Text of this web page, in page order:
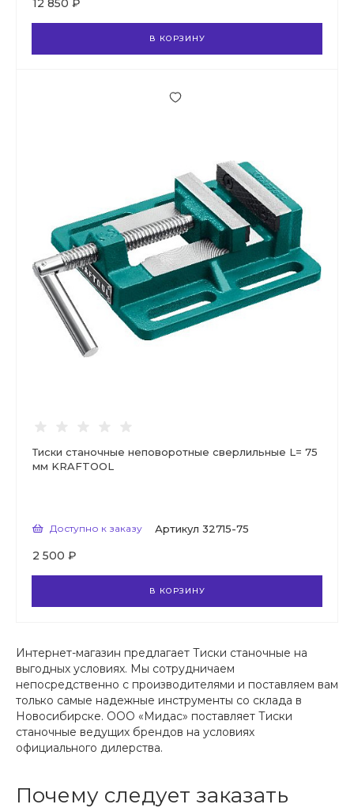
12 850 ₽
В КОРЗИНУ
Тиски станочные неповоротные сверлильные L= 75
мм KRAFTOOL
Доступно к заказу Артикул 32715-75
2 500 ₽
В КОРЗИНУ
Интернет-магазин предлагает Тиски станочные на
выгодных условиях. Мы сотрудничаем
непосредственно с производителями и поставляем вам
только самые надежные инструменты со склада в
Новосибирске. ООО «Мидас» поставляет Тиски
станочные ведущих брендов на условиях
официального дилерства.
Почему следует заказать